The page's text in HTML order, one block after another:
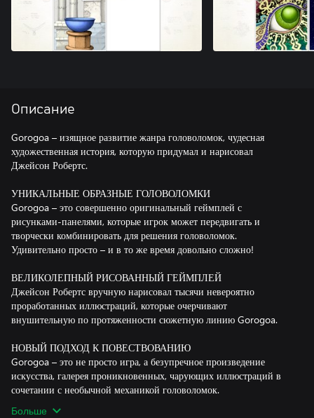
Описание
Gorogoa – изящное развитие жанра головоломок, чудесная
художественная история, которую придумал и нарисовал
Джейсон Робертс.
УНИКАЛЬНЫЕ ОБРАЗНЫЕ ГОЛОВОЛОМКИ
Gorogoa – это совершенно оригинальный геймплей с
рисунками-панелями, которые игрок может передвигать и
творчески комбинировать для решения головоломок.
Удивительно просто – и в то же время довольно сложно!
ВЕЛИКОЛЕПНЫЙ РИСОВАННЫЙ ГЕЙМПЛЕЙ
Джейсон Робертс вручную нарисовал тысячи невероятно
проработанных иллюстраций, которые очерчивают
внушительную по протяженности сюжетную линию Gorogoa.
НОВЫЙ ПОДХОД К ПОВЕСТВОВАНИЮ
Gorogoa – это не просто игра, а безупречное произведение
искусства, галерея проникновенных, чарующих иллюстраций в
сочетании с необычной механикой головоломок.
Больше